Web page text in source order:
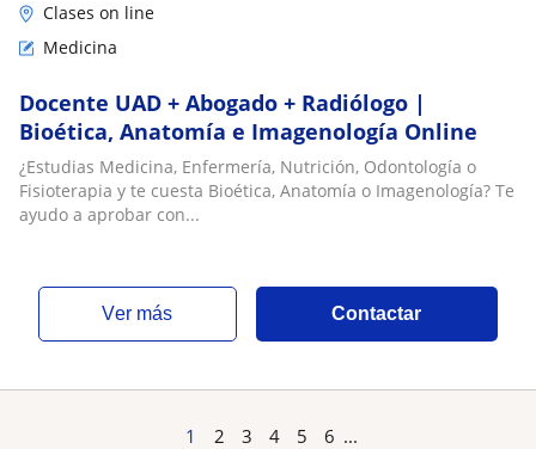
Clases on line
Medicina
Docente UAD + Abogado + Radiólogo |
Bioética, Anatomía e Imagenología Online
¿Estudias Medicina, Enfermería, Nutrición, Odontología o
Fisioterapia y te cuesta Bioética, Anatomía o Imagenología? Te
ayudo a aprobar con...
ver más Contactar
1 2 3 4 5 6 ...